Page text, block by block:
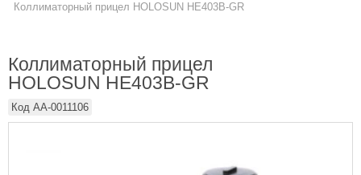
Коллиматорный прицел HOLOSUN HE403B-GR
Коллиматорный прицел
HOLOSUN HE403B-GR
Код AA-0011106